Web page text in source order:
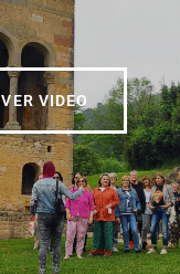
VER VIDEO